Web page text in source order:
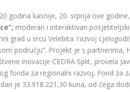
godina kasnije, 20. srpnja ove godine,
moderan i interaktivan
grad u srcu Velebita: razvoj
području”. Projekt je s partnerima,
inovacije CEDRA Split, provela
fonda za regionalni razvoj, Fond za
je 33.918.221,30 kuna, od čega